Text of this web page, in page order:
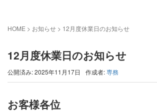
HOME > お知らせ > 12月度休業日のお知らせ
12月度休業日のお知らせ
公開済み: 2025年11月17日 作成者:専務
お客様各位